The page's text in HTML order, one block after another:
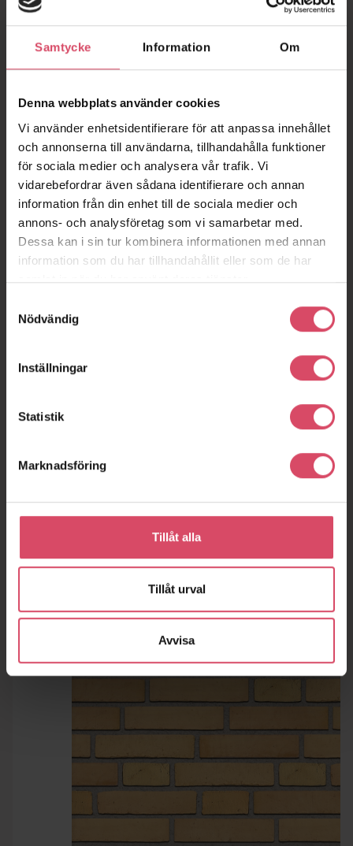
Samtycke Information Om
Denna webbplats använder cookies
Vi använder enhetsidentifierare för att anpassa innehållet
och annonserna till användarna, tillhandahålla funktioner
för sociala medier och analysera vår trafik. Vi
vidarebefordrar även sådana identifierare och annan
information från din enhet till de sociala medier och
annons- och analysföretag som vi samarbetar med.
Dessa kan i sin tur kombinera informationen med annan
information som du har tillhandahållit eller som de har
samlat in när du har använt deras tjänster.
Nödvändig
Inställningar
Statistik
Marknadsföring
Tillåt alla
Tillåt urval
Avvisa
hittar en beskrivning över hur du lägger in bilden i ditt 3D-
program, underBIM.